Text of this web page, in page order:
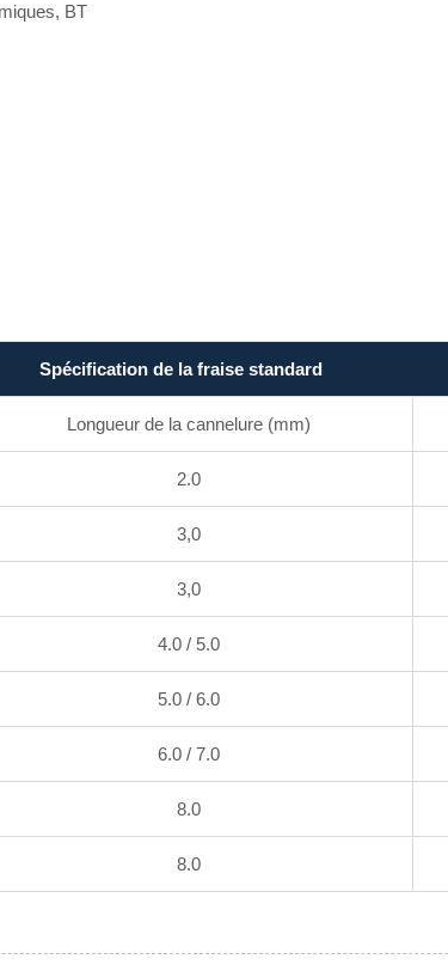
BT
Spécification de la fraise standard
Longueur de la cannelure (mm)
2.0
3,0
3,0
4.0 / 5.0
5.0 / 6.0
6.0 / 7.0
8.0
8.0